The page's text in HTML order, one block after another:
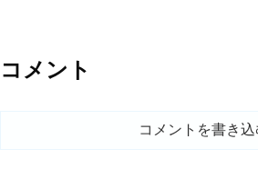
コメント
コメントを書き込